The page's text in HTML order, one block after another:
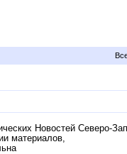
Новостей Северо-
материалов,